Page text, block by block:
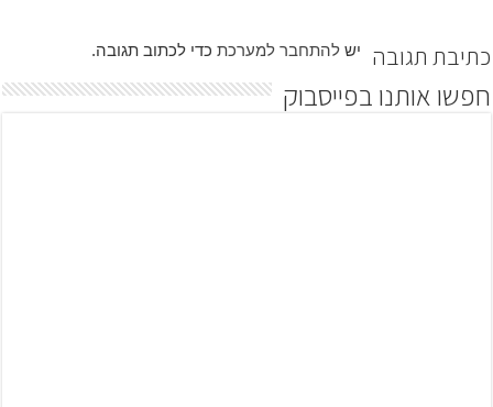
כתיבת תגובה ישלהתחבר למערכת כדי לכתוב תגובה.
חפשו אותנו בפייסבוק